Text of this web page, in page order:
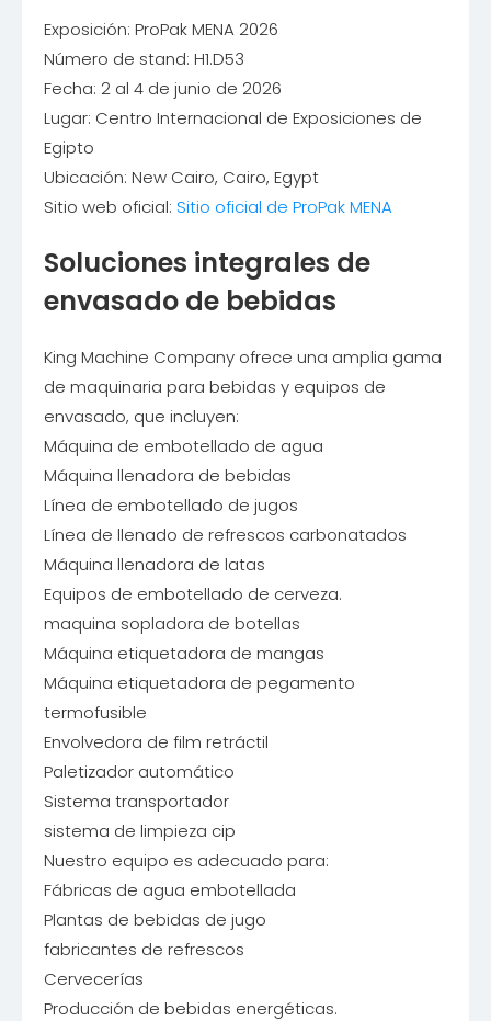
Exposición: ProPak MENA 2026
Número de stand: H1.D53
Fecha: 2 al 4 de junio de 2026
Lugar: Centro Internacional de Exposiciones de
Egipto
Ubicación: New Cairo, Cairo, Egypt
Sitio web oficial: Sitio oficial de ProPak MENA
Soluciones integrales de
envasado de bebidas
King Machine Company ofrece una amplia gama
de maquinaria para bebidas y equipos de
envasado, que incluyen:
Máquina de embotellado de agua
Máquina llenadora de bebidas
Línea de embotellado de jugos
Línea de llenado de refrescos carbonatados
Máquina llenadora de latas
Equipos de embotellado de cerveza.
maquina sopladora de botellas
Máquina etiquetadora de mangas
Máquina etiquetadora de pegamento
termofusible
Envolvedora de film retráctil
Paletizador automático
Sistema transportador
sistema de limpieza cip
Nuestro equipo es adecuado para:
Fábricas de agua embotellada
Plantas de bebidas de jugo
fabricantes de refrescos
Cervecerías
Producción de bebidas energéticas.